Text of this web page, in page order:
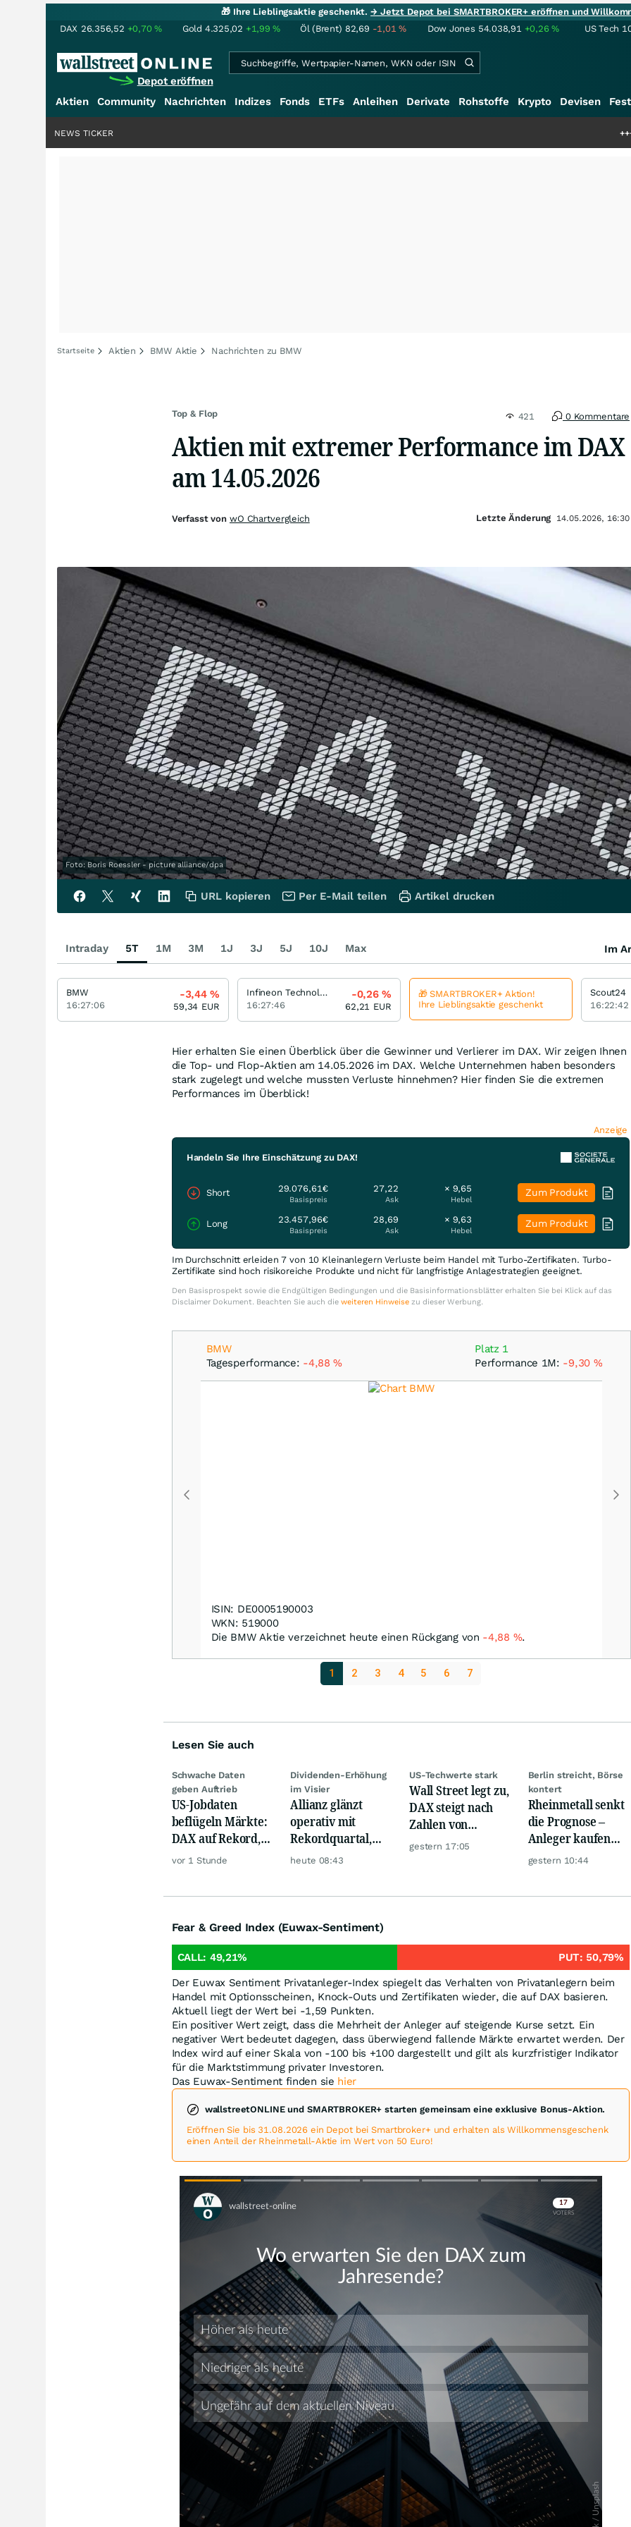
🎁 Ihre Lieblingsaktie geschenkt.→ Jetzt Depot bei SMARTBROKER+ eröffnen und
DAX 26.356,52 +0,70% Gold 4.325,02 +1,99% Öl (Brent) 82,69 -1,01% Dow Jones 54.038,91 +0,26% US Tech
Depot eröffnen
Aktien Community Nachrichten Indizes Fonds ETFs Anleihen Derivate Rohstoffe Krypto Devisen
Schwere
NEWS TICKER
Startseite Aktien BMW Aktie Nachrichten zu BMW
Top & Flop 421 0 Kommentare
Aktien mit extremer Performance im DAX
am 14.05.2026
Foto: Boris Roessler - picture alliance/dpa
Hier erhalten Sie einen Überblick über die Gewinner und Verlierer im DAX. Wir zeigen Ihnen
die Top- und Flop-Aktien am 14.05.2026 im DAX. Welche Unternehmen haben besonders
stark zugelegt und welche mussten Verluste hinnehmen? Hier finden Sie die extremen
Performances im Überblick!
Anzeige
Handeln Sie Ihre Einschätzung zu DAX!
Short 29.076,61€
Basispreis
27,22
Ask
× 9,65
Hebel
Zum Produkt
Long 23.457,96€
Basispreis
28,69
Ask
× 9,63
Hebel
Zum Produkt
Im Durchschnitt erleiden 7 von 10 Kleinanlegern Verluste beim Handel mit Turbo-Zertifikaten. Turbo-
Zertifikate sind hoch risikoreiche Produkte und nicht für langfristige Anlagestrategien geeignet.
Den Basisprospekt sowie die Endgültigen Bedingungen und die Basisinformationsblätter erhalten Sie bei Klick auf das
Disclaimer Dokument. Beachten Sie auch die weiteren Hinweisezu dieser Werbung.
BMW
Tagesperformance: -4,88%
Platz 1
Performance 1M: -9,30 %
ISIN: DE0005190003
WKN: 519000
Die BMW Aktie verzeichnet heute einen Rückgang von -4,88 %.
1 2 3 4 5 6 7
Lesen Sie auch
Schwache Daten
geben Auftrieb
US-Jobdaten
beflügeln Märkte:
DAX auf Rekord,
Gold hebt ab
vor 1 Stunde
Dividenden-Erhöhung
im Visier
Allianz glänzt
operativ mit
Rekordquartal,
doch KI-Kosten
heute 08:43
US-Techwerte stark
Wall Street legt zu,
DAX steigt nach
Zahlen von
Telekom, Henkel
gestern 17:05
Berlin streicht, Börse
kontert
Rheinmetall senkt
die Prognose –
Anleger kaufen
den Schock weg
gestern 10:44
Fear & Greed Index (Euwax-Sentiment)
CALL: 49,21% PUT: 50,79%
Der Euwax Sentiment Privatanleger-Index spiegelt das Verhalten von Privatanlegern beim
Handel mit Optionsscheinen, Knock-Outs und Zertifikaten wieder, die auf DAX basieren.
Aktuell liegt der Wert bei -1,59 Punkten.
Ein positiver Wert zeigt, dass die Mehrheit der Anleger auf steigende Kurse setzt. Ein
negativer Wert bedeutet dagegen, dass überwiegend fallende Märkte erwartet werden. Der
Index wird auf einer Skala von -100 bis +100 dargestellt und gilt als kurzfristiger Indikator
für die Marktstimmung privater Investoren.
Das Euwax-Sentiment finden sie hier
wallstreetONLINE und SMARTBROKER+ starten gemeinsam eine exklusive Bonus-Aktion.
Eröffnen Sie bis 31.08.2026 ein Depot bei Smartbroker+ und erhalten als Willkommensgeschenk
einen Anteil der Rheinmetall-Aktie im Wert von 50 Euro!
Skip
Skip
Verfasst von wO Chartvergleich Letzte Änderung 14.05.2026, 16:30
URL kopieren Per E-Mail teilen Artikel drucken
Intraday 5T 1M 3M 1J 3J 5J 10J Max Im
BMW
16:27:06
-3,44%
59,34 EUR
Infineon Technologies
16:27:46
-0,26%
62,21 EUR
🎁 SMARTBROKER+ Aktion!
Ihre Lieblingsaktie geschenkt
Scout24
16:22:42